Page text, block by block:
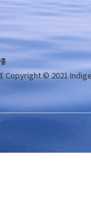
Copyright © 2021